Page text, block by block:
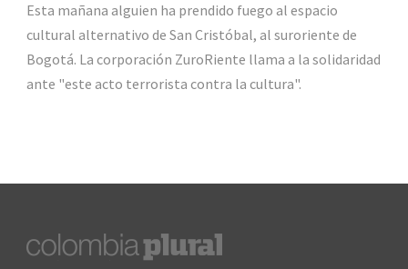
Esta mañana alguien ha prendido fuego al espacio
cultural alternativo de San Cristóbal, al suroriente de
Bogotá. La corporación ZuroRiente llama a la solidaridad
ante "este acto terrorista contra la cultura".